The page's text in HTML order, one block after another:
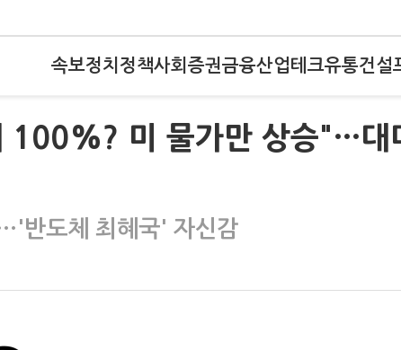
속보정치 정책사회 증권금융산업테크유통건설
100%? 미 물가만 상승"…대
반도체 최혜국' 자신감